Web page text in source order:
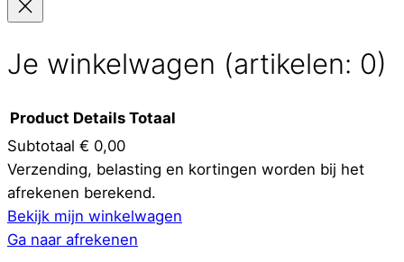
Je winkelwagen (artikelen: 0)
Producten
in
winkelwagen
Product Details Totaal
Subtotaal € 0,00
Verzending, belasting en kortingen worden bij het
afrekenen berekend.
Bekijk mijn winkelwagen
Ga naar afrekenen